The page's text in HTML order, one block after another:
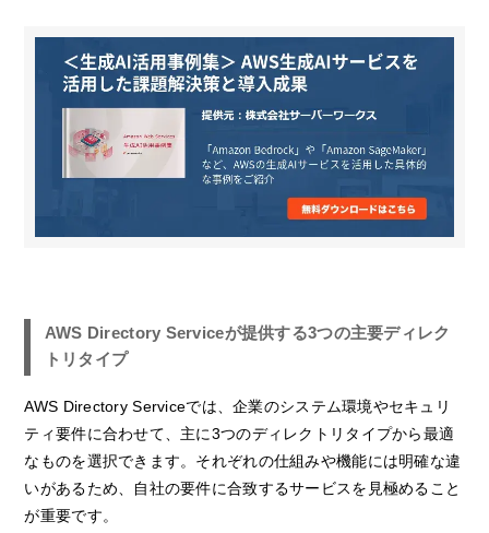
AWS Directory Serviceが提供する3つの主要ディレク
トリタイプ
AWS Directory Serviceでは、企業のシステム環境やセキュリ
ティ要件に合わせて、主に3つのディレクトリタイプから最適
なものを選択できます。それぞれの仕組みや機能には明確な違
いがあるため、自社の要件に合致するサービスを見極めること
が重要です。